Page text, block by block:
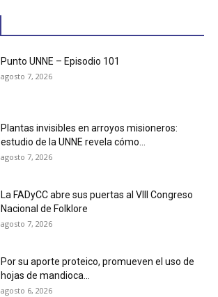
Punto UNNE – Episodio 101
agosto 7, 2026
Plantas invisibles en arroyos misioneros:
estudio de la UNNE revela cómo...
agosto 7, 2026
La FADyCC abre sus puertas al VIII Congreso
Nacional de Folklore
agosto 7, 2026
Por su aporte proteico, promueven el uso de
hojas de mandioca...
agosto 6, 2026